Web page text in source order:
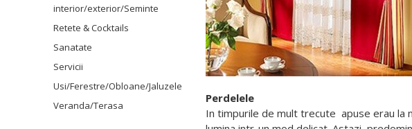
interior/exterior/Seminte
Retete & Cocktails
Sanatate
Servicii
Usi/Ferestre/Obloane/Jaluzele
Veranda/Terasa
Perdelele
In timpurile de mult trecute apuse erau la